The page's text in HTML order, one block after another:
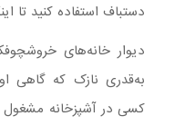
دستباف استفاده کنید تا
دیوار خانه‌های
به‌قدری نازک که گاهی
کسی در آشپزخانه